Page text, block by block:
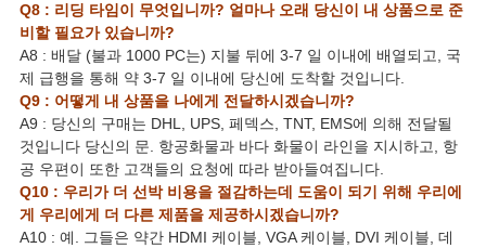
Q8 : 리딩 타임이 무엇입니까? 얼마나 오래 당신이 내 상품으로 준
비할 필요가 있습니까?
A8 : 배달 (불과 1000 PC는) 지불 뒤에 3-7 일 이내에 배열되고, 국
제 급행을 통해 약 3-7 일 이내에 당신에 도착할 것입니다.
Q9 : 어떻게 내 상품을 나에게 전달하시겠습니까?
A9 : 당신의 구매는 DHL, UPS, 페덱스, TNT, EMS에 의해 전달될
것입니다 당신의 문. 항공화물과 바다 화물이 라인을 지시하고, 항
공 우편이 또한 고객들의 요청에 따라 받아들여집니다.
Q10 : 우리가 더 선박 비용을 절감하는데 도움이 되기 위해 우리에
게 우리에게 더 다른 제품을 제공하시겠습니까?
A10 : 예. 그들은 약간 HDMI 케이블, VGA 케이블, DVI 케이블, 데